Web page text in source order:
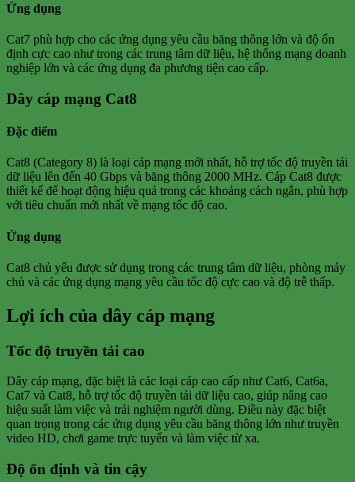
Ứng dụng
Cat7 phù hợp cho các ứng dụng yêu cầu băng thông lớn và độ ổn
định cực cao như trong các trung tâm dữ liệu, hệ thống mạng doanh
nghiệp lớn và các ứng dụng đa phương tiện cao cấp.
Dây cáp mạng Cat8
Đặc điểm
Cat8 (Category 8) là loại cáp mạng mới nhất, hỗ trợ tốc độ truyền tải
dữ liệu lên đến 40 Gbps và băng thông 2000 MHz. Cáp Cat8 được
thiết kế để hoạt động hiệu quả trong các khoảng cách ngắn, phù hợp
với tiêu chuẩn mới nhất về mạng tốc độ cao.
Ứng dụng
Cat8 chủ yếu được sử dụng trong các trung tâm dữ liệu, phòng máy
chủ và các ứng dụng mạng yêu cầu tốc độ cực cao và độ trễ thấp.
Lợi ích của dây cáp mạng
Tốc độ truyền tải cao
Dây cáp mạng, đặc biệt là các loại cáp cao cấp như Cat6, Cat6a,
Cat7 và Cat8, hỗ trợ tốc độ truyền tải dữ liệu cao, giúp nâng cao
hiệu suất làm việc và trải nghiệm người dùng. Điều này đặc biệt
quan trọng trong các ứng dụng yêu cầu băng thông lớn như truyền
video HD, chơi game trực tuyến và làm việc từ xa.
Độ ổn định và tin cậy